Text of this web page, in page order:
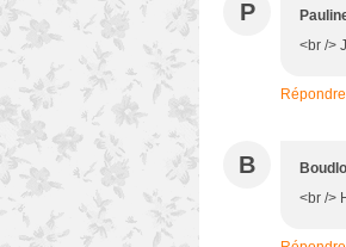
P
<br />
Répondre
B
<br />